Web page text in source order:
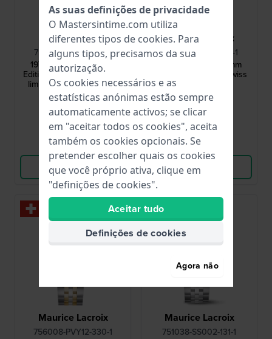
Maurice Lacroix
756207-SS001-130-2
1975 Automatic Legacy
Edition 39 mm Swiss made
limited edition automatic
watch with petite seconde
2 477,00 US$
● Em stock
Comparar
Ver produto
Maurice Lacroix
756008-PVY12-130-1
1975 Automatic 40 mm
Relógio automático Swiss
Made com data
1 866,00 US$
● Em stock
Comparar
Ver produto
Maurice Lacroix
756008-PVY12-330-1
Maurice Lacroix
751038-SS002-131-1
As suas definições de privacidade
O Mastersintime.com utiliza
diferentes tipos de cookies. Para
alguns tipos, precisamos da sua
autorização.
Os cookies necessários e as
estatísticas anónimas estão sempre
automaticamente activos; se clicar
em "aceitar todos os cookies", aceita
também os cookies opcionais. Se
pretender escolher quais os cookies
que você próprio ativa, clique em
"definições de cookies".
Aceitar tudo
Definições de cookies
Agora não